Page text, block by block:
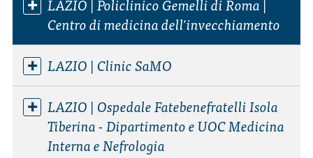
Centro di medicina dell'invecchiamento
LAZIO | Clinic SaMO
LAZIO | Ospedale Fatebenefratelli Isola
Tiberina - Dipartimento e UOC Medicina
Interna e Nefrologia